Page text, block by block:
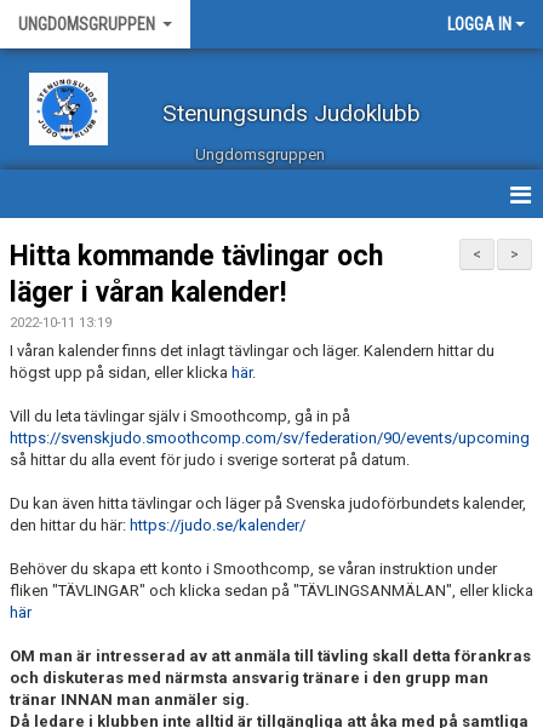
UNGDOMSGRUPPEN LOGGA IN
Stenungsunds Judoklubb
Ungdomsgruppen
HEM GRUPPSIDAN
TRÄNARE
NYHETER
BILDGALLERI
DOKUMENT
>
<
Hitta kommande tävlingar och
läger i våran kalender!
2022-10-11 13:19
I våran kalender finns det inlagt tävlingar och läger. Kalendern hittar du
högst upp på sidan, eller klicka här.
Vill du leta tävlingar själv i Smoothcomp, gå in på
https://svenskjudo.smoothcomp.com/sv/federation/90/events/upcoming
så hittar du alla event för judo i sverige sorterat på datum.
Du kan även hitta tävlingar och läger på Svenska judoförbundets kalender,
den hittar du här: https://judo.se/kalender/
Behöver du skapa ett konto i Smoothcomp, se våran instruktion under
fliken "TÄVLINGAR" och klicka sedan på "TÄVLINGSANMÄLAN", eller klicka
här
OM man är intresserad av att anmäla till tävling skall detta förankras
och diskuteras med närmsta ansvarig tränare i den grupp man
tränar INNAN man anmäler sig.
Då ledare i klubben inte alltid är tillgängliga att åka med på samtliga